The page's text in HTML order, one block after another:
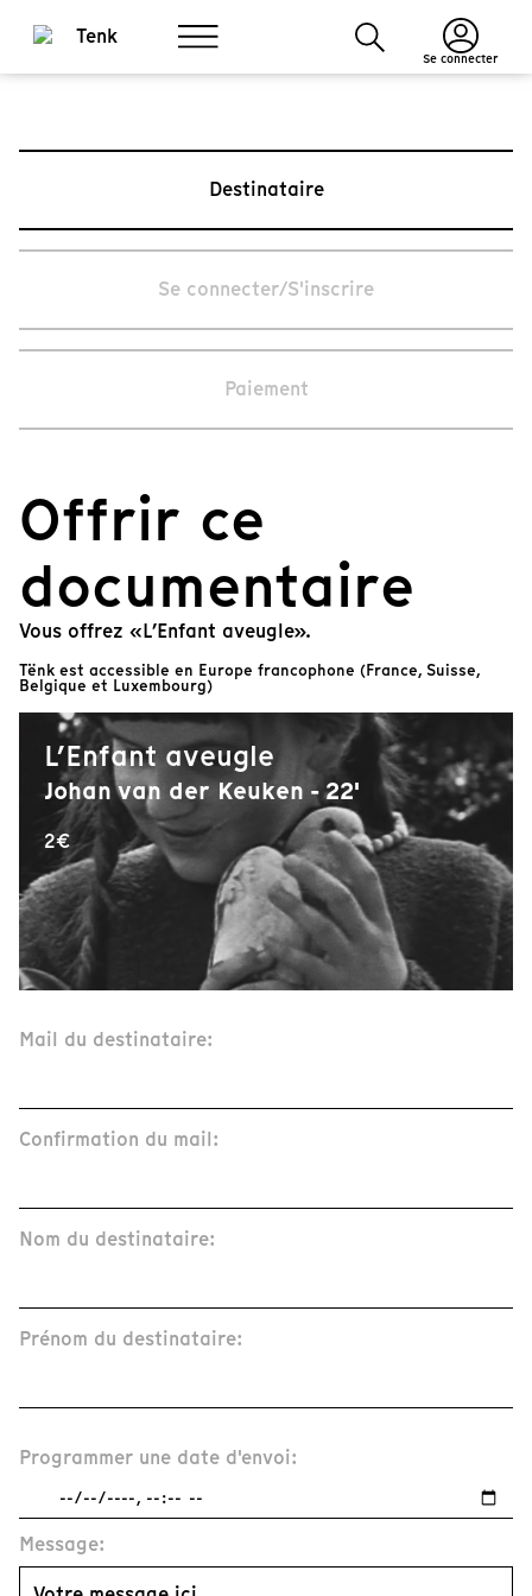
Se connecter
Destinataire
Se connecter/S'inscrire
Paiement
Offrir ce
documentaire
Vous offrez «L’Enfant aveugle».
Tënk est accessible en Europe francophone (France, Suisse,
Belgique et Luxembourg)
L’Enfant aveugle
Johan van der Keuken - 22'
2€
Mail du destinataire:
Confirmation du mail:
Nom du destinataire:
Prénom du destinataire:
Programmer une date d'envoi:
Message: